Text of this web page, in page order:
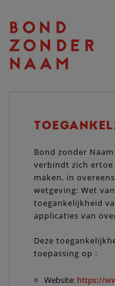
Bond zonder
verbindt zich ertoe
maken, in
wetgeving: Wet
toegankelijkheid
applicaties van
Deze
toepassing op :
Website: https://